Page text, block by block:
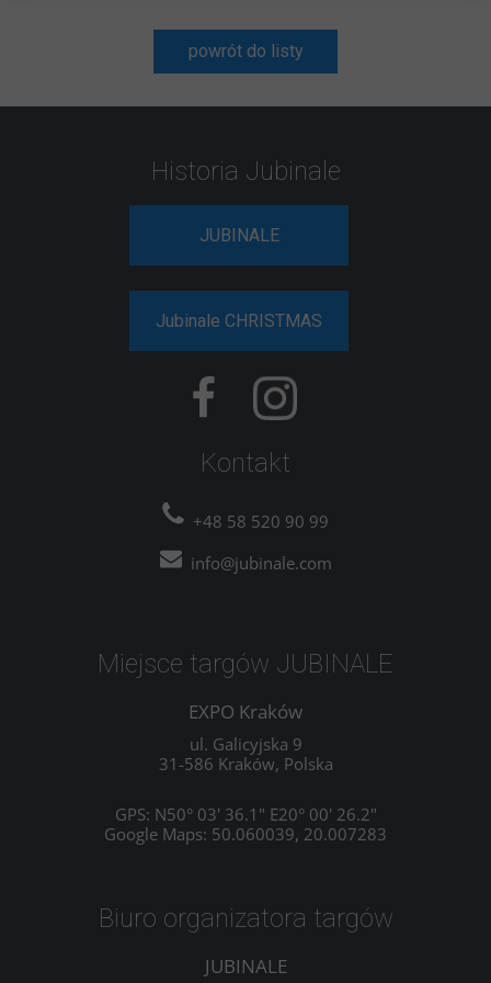
powrót do listy
Historia Jubinale
Kontakt
+48 58 520 90 99
info@jubinale.com
Biuro organizatora targów
JUBINALE
Miejsce targów JUBINALE
EXPO Kraków
ul. Galicyjska 9
31-586 Kraków, Polska
GPS: N50° 03' 36.1" E20° 00' 26.2"
Google Maps: 50.060039, 20.007283
Jubinale CHRISTMAS
JUBINALE